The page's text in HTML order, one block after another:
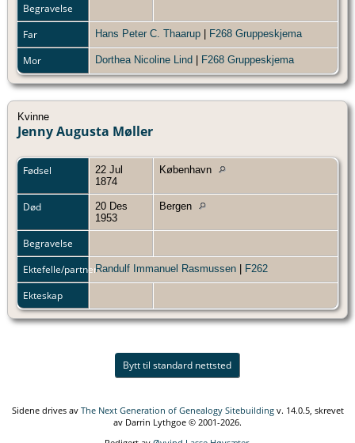
Begravelse
Far
Hans Peter C. Thaarup F268 Gruppeskjema
Mor Dorthea Nicoline Lind F268 Gruppeskjema
Kvinne
Jenny Augusta Møller
Fødsel
22 Jul
1874
København
Død
20 Des
1953
Bergen
Begravelse
Ektefelle/partnerRandulf Immanuel Rasmussen F262
Ekteskap
Bytt til standard nettsted
Sidene drives av The Next Generation of Genealogy Sitebuildingv. 14.0.5, skrevet
av Darrin Lythgoe © 2001-2026.